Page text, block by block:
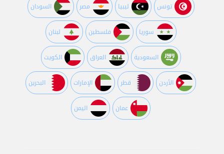
تونس ليبيا مصر السودان
سوريا فلسطين لبنان
السعودية العراق الكويت
اﻷردن قطر اﻹمارات البحرين
عمان اليمن